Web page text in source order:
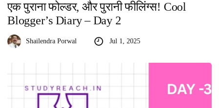
एक पुराना फोल्डर, और पुरानी फीलिंग्स! Cool
Blogger’s Diary – Day 2
Shailendra Porwal Jul 1, 2025